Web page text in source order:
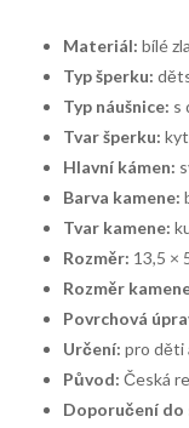
Materiál: bílé
Typ šperku:
Typ náušnice: s
Tvar šperku:
Hlavní kámen:
Barva kamene:
Tvar kamene:
Rozměr: 13,5 ×
Rozměr
Povrchová
Určení: pro děti
Původ: Česká
Doporučení do